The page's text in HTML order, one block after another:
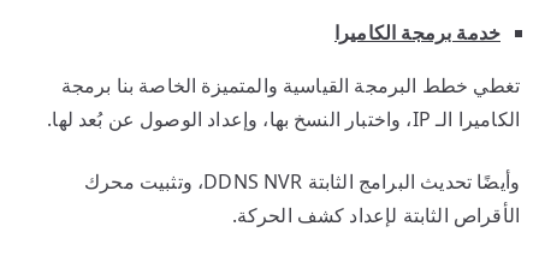
خدمة برمجة الكاميرا
تغطي خطط البرمجة القياسية والمتميزة الخاصة بنا برمجة
الكاميرا الـ IP، واختبار النسخ بها، وإعداد الوصول عن بُعد لها.
وأيضًا تحديث البرامج الثابتة DDNS NVR، وتثبيت محرك
الأقراص الثابتة لإعداد كشف الحركة.